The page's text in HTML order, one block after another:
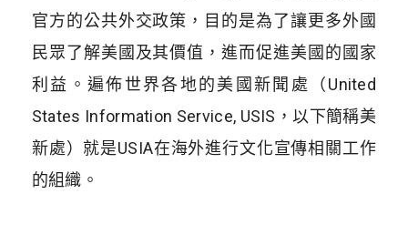
官方的公共外交政策，目的是為了讓更多外國
民眾了解美國及其價值，進而促進美國的國家
利益。遍佈世界各地的美國新聞處（United
States Information Service, USIS，以下簡稱美
新處）就是USIA在海外進行文化宣傳相關工作
的組織。